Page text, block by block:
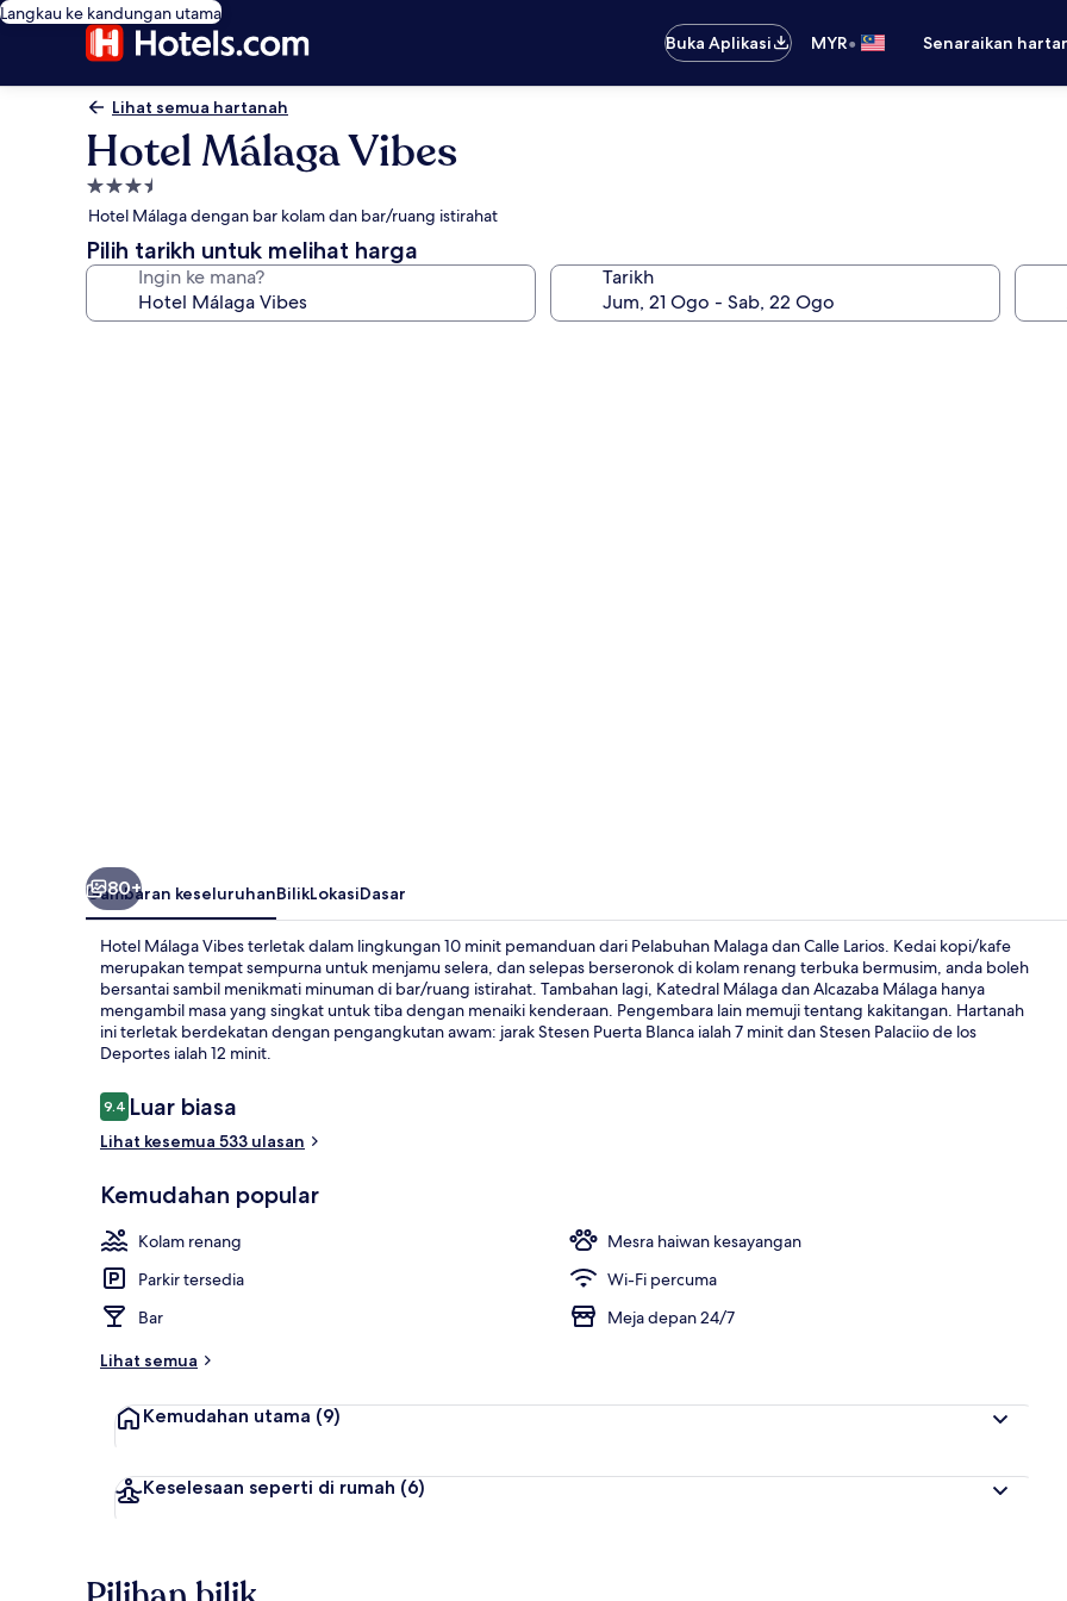
Langkau ke kandungan utama
Buka Aplikasi
MYR• Senaraikan
Lihat semua hartanah
Hotel Málaga Vibes
Hartanah
3.5
bintang
Hotel Málaga dengan bar kolam dan bar/ruang istirahat
Pilih tarikh untuk melihat harga
Ingin ke mana? Tarikh
Superior
80+
Gambaran keseluruhanBilikLokasiDasar
Hotel Málaga Vibes terletak dalam lingkungan 10 minit pemanduan dari Pelabuhan Malaga dan Calle Larios. Kedai kopi/kafe
merupakan tempat sempurna untuk menjamu selera, dan selepas berseronok di kolam renang terbuka bermusim, anda boleh
bersantai sambil menikmati minuman di bar/ruang istirahat. Tambahan lagi, Katedral Málaga dan Alcazaba Málaga hanya
mengambil masa yang singkat untuk tiba dengan menaiki kenderaan. Pengembara lain memuji tentang kakitangan. Hartanah
ini terletak berdekatan dengan pengangkutan awam: jarak Stesen Puerta Blanca ialah 7 minit dan Stesen Palaciio de los
Deportes ialah 12 minit.
Ulasan
9.49.4 daripada 10
Luar biasa
Lihat kesemua 533 ulasan
Kemudahan popular
Kolam renang
Mesra haiwan kesayangan
Parkir tersedia
Wi-Fi percuma
Bar
Meja depan 24/7
Lihat semua
Kemudahan utama (9)
Keselesaan seperti di rumah (6)